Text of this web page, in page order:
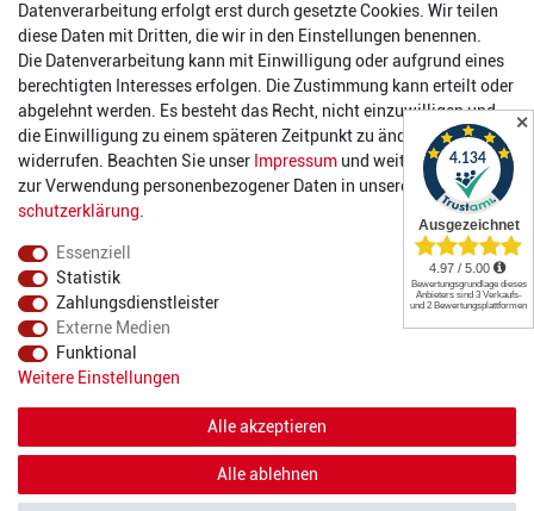
Öffnungszeiten
Montag:
14:00 - 17:00 Uhr
Dienstag:
14:00 - 17:00 Uhr
Mittwoch:
14:00 - 17:00 Uhr
Donnerstag:
14:00 - 17:00 Uhr
Freitag:
14:00 - 19:00 Uhr
Samstag:
10:00 - 17:00 Uhr
Datenverarbeitung erfolgt erst durch gesetzte Cookies. Wir teilen
diese Daten mit Dritten, die wir in den Einstellungen benennen.
Die Datenverarbeitung kann mit Einwilligung oder aufgrund eines
berechtigten Interesses erfolgen. Die Zustimmung kann erteilt oder
abgelehnt werden. Es besteht das Recht, nicht einzuwilligen und
die Einwilligung zu einem späteren Zeitpunkt zu ändern oder zu
widerrufen. Beachten Sie unser Impressum und weitere Hinweise
zur Verwendung personenbezogener Daten in unserer
Daten­
schutz­erklärung
Essenziell
Statistik
Zahlungsdienstleister
Externe Medien
Funktional
Weitere Einstellungen
Alle akzeptieren
Alle ablehnen
✕